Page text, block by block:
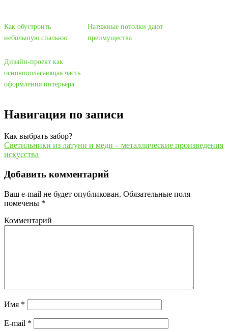
Как обустроить
небольшую спальню
Натяжные потолки дают
преимущества
Дизайн-проект как
основополагающая часть
оформления интерьера
Навигация по записи
Как выбрать забор?
Светильники из латуни и меди – металлические произведения
искусства
Добавить комментарий
Ваш e-mail не будет опубликован. Обязательные поля
помечены *
Комментарий
Имя *
E-mail *